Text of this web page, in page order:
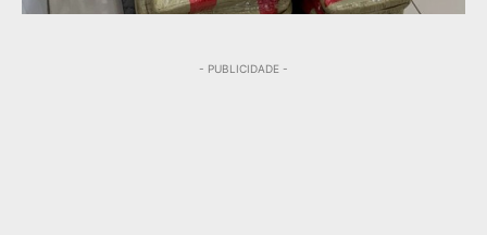
- PUBLICIDADE -